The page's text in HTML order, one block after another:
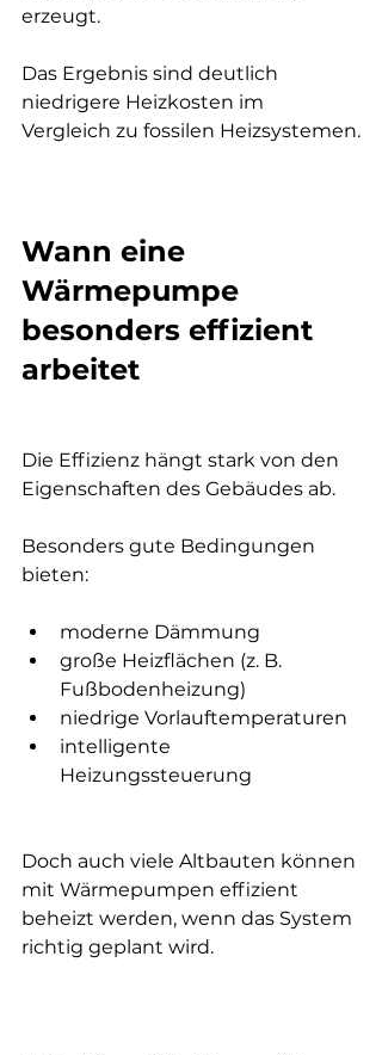
erzeugt.
Das Ergebnis sind deutlich
niedrigere Heizkosten im
Vergleich zu fossilen Heizsystemen.
Wann eine
Wärmepumpe
besonders effizient
arbeitet
Die Effizienz hängt stark von den
Eigenschaften des Gebäudes ab.
Besonders gute Bedingungen
bieten:
moderne Dämmung
große Heizflächen (z. B.
Fußbodenheizung)
niedrige Vorlauftemperaturen
intelligente
Heizungssteuerung
Doch auch viele Altbauten können
mit Wärmepumpen effizient
beheizt werden, wenn das System
richtig geplant wird.